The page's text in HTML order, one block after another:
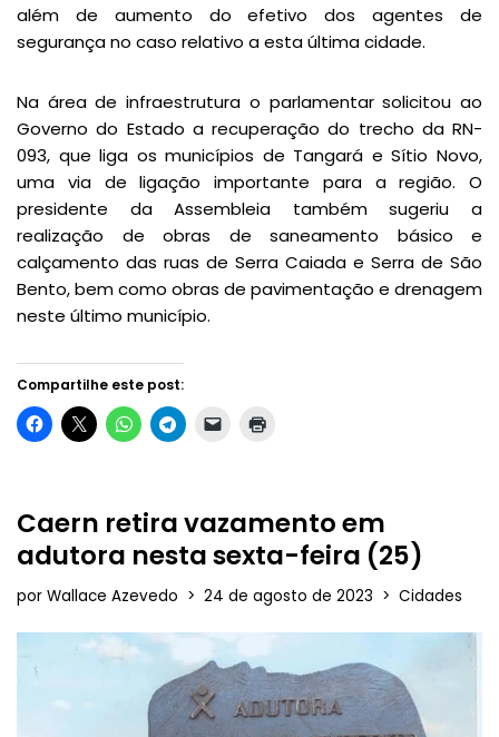
além de aumento do efetivo dos agentes de
segurança no caso relativo a esta última cidade.
Na área de infraestrutura o parlamentar solicitou ao
Governo do Estado a recuperação do trecho da RN-
093, que liga os municípios de Tangará e Sítio Novo,
uma via de ligação importante para a região. O
presidente da Assembleia também sugeriu a
realização de obras de saneamento básico e
calçamento das ruas de Serra Caiada e Serra de São
Bento, bem como obras de pavimentação e drenagem
neste último município.
Compartilhe este post:
Caern retira vazamento em
adutora nesta sexta-feira (25)
por Wallace Azevedo 24 de agosto de 2023 Cidades